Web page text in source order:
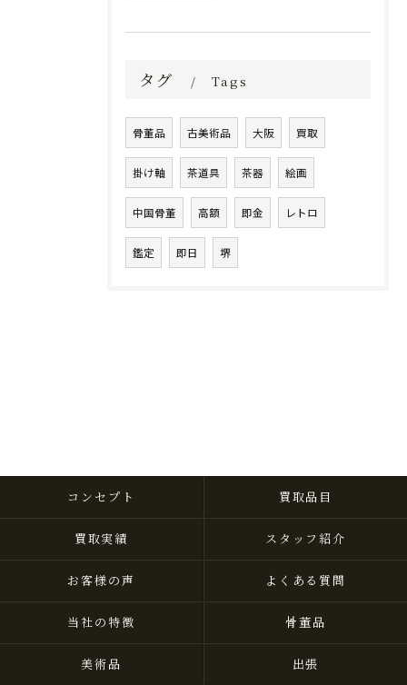
タグ Tags
骨董品 古美術品 大阪 買取
掛け軸 茶道具 茶器 絵画
中国骨董 高額 即金 レトロ
鑑定 即日 堺
コンセプト 買取品目
買取実績 スタッフ紹介
お客様の声 よくある質問
当社の特徴 骨董品
美術品 出張